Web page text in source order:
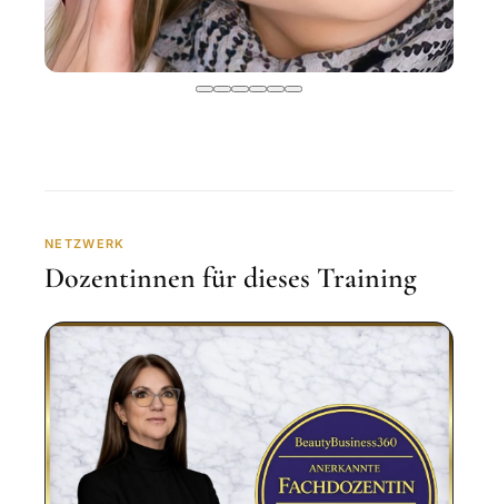
NETZWERK
Dozentinnen für dieses Training